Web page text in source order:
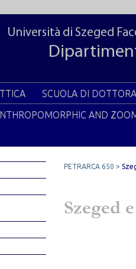
Università di Szeged
SCUOLA DI
AND
PETRARCA 650
Szeged